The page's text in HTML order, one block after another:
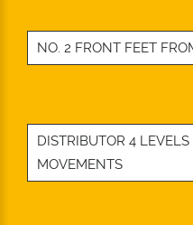
NO. 2 FRONT FEET
DISTRIBUTOR 4
MOVEMENTS